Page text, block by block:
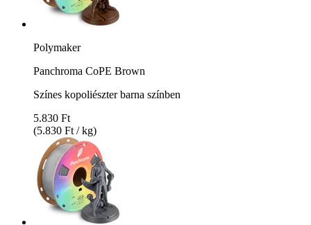
Polymaker
Panchroma CoPE Brown
Színes kopoliészter barna színben
5.830 Ft
(5.830 Ft / kg)